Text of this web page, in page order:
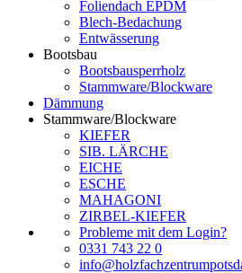
Foliendach EPDM
Blech-Bedachung
Entwässerung
Bootsbau
Bootsbausperrholz
Stammware/Blockware
Dämmung
Stammware/Blockware
KIEFER
SIB. LÄRCHE
EICHE
ESCHE
MAHAGONI
ZIRBEL-KIEFER
Probleme mit dem Login?
0331 743 22 0